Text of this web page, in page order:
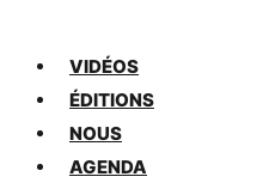
VIDÉOS
ÉDITIONS
NOUS
AGENDA